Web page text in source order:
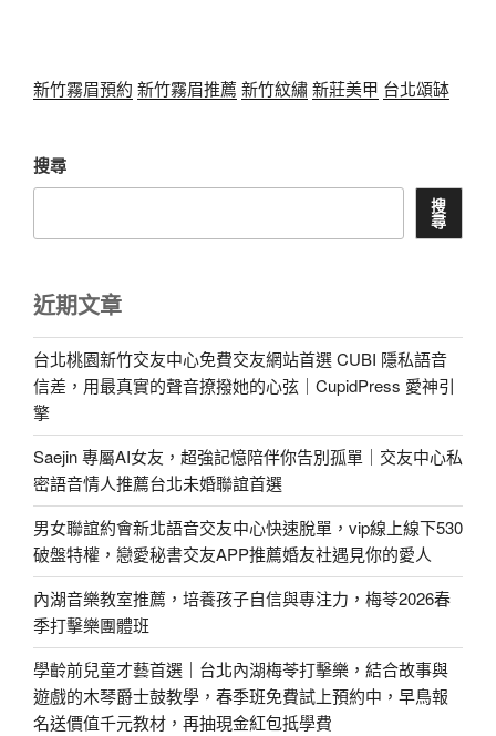
新竹霧眉預約 新竹霧眉推薦 新竹紋繡新莊美甲 台北頌缽
搜尋
搜
尋
近期文章
台北桃園新竹交友中心免費交友網站首選 CUBI 隱私語音
信差，用最真實的聲音撩撥她的心弦｜CupidPress 愛神引
擎
Saejin 專屬AI女友，超強記憶陪伴你告別孤單｜交友中心私
密語音情人推薦台北未婚聯誼首選
男女聯誼約會新北語音交友中心快速脫單，vip線上線下530
破盤特權，戀愛秘書交友APP推薦婚友社遇見你的愛人
內湖音樂教室推薦，培養孩子自信與專注力，梅苓2026春
季打擊樂團體班
學齡前兒童才藝首選｜台北內湖梅苓打擊樂，結合故事與
遊戲的木琴爵士鼓教學，春季班免費試上預約中，早鳥報
名送價值千元教材，再抽現金紅包抵學費